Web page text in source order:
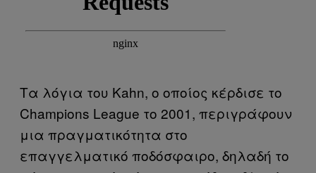
Τα λόγια του Kahn, ο οποίος κέρδισε το
Champions League το 2001, περιγράφουν
μια πραγματικότητα στο
επαγγελματικό ποδόσφαιρο, δηλαδή το